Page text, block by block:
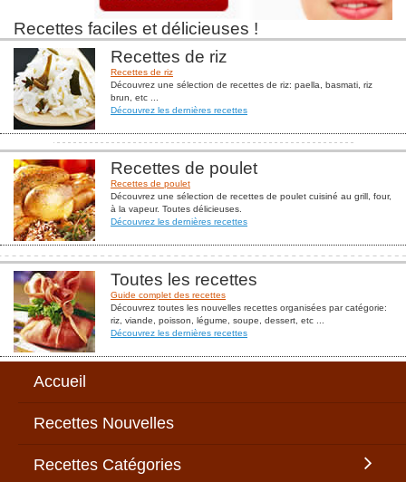
Recettes faciles et délicieuses !
Recettes de riz
Recettes de riz
Découvrez une sélection de recettes de riz: paella, basmati, riz
brun, etc ...
Découvrez les dernières recettes
Recettes de poulet
Recettes de poulet
Découvrez une sélection de recettes de poulet cuisiné au grill, four,
à la vapeur. Toutes délicieuses.
Découvrez les dernières recettes
Toutes les recettes
Guide complet des recettes
Découvrez toutes les nouvelles recettes organisées par catégorie:
riz, viande, poisson, légume, soupe, dessert, etc ...
Découvrez les dernières recettes
Accueil
Recettes Nouvelles
Recettes Catégories